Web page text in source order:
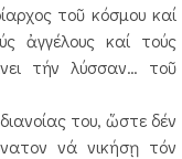
τοῦ κόσμου καί
ἀγγέλους καί τούς
τήν λύσσαν… τοῦ
του, ὥστε δέν
νά νικήσῃ τόν